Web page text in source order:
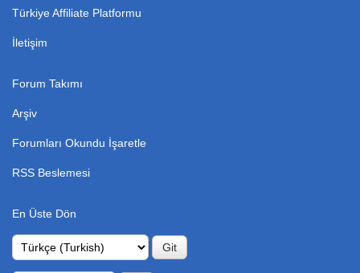
Türkiye Affiliate Platformu
İletişim
Forum Takımı
Arşiv
Forumları Okundu İşaretle
RSS Beslemesi
En Üste Dön